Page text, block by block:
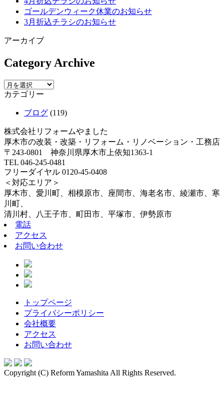
ゴールデンウィーク休業のお知らせ
3月折込チラシのお知らせ
アーカイブ
Category Archive
カテゴリー
ブログ (119)
株式会社リフォームやました
厚木市の改装・改築・リフォーム・リノベーション・工務店
〒243-0801 神奈川県厚木市上依知1363-1
TEL 046-245-0481
フリーダイヤル 0120-45-0408
＜対応エリア＞
厚木市、愛川町、相模原市、座間市、海老名市、綾瀬市、寒
川町、
清川村、八王子市、町田市、平塚市、伊勢原市
電話
アクセス
お問い合わせ
トップページ
プライバシーポリシー
会社概要
アクセス
お問い合わせ
Copyright (C) Reform Yamashita All Rights Reserved.